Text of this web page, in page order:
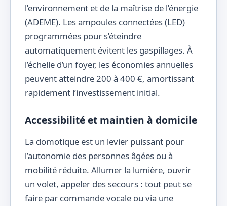
l’environnement et de la maîtrise de l’énergie
(ADEME). Les ampoules connectées (LED)
programmées pour s’éteindre
automatiquement évitent les gaspillages. À
l’échelle d’un foyer, les économies annuelles
peuvent atteindre 200 à 400 €, amortissant
rapidement l’investissement initial.
Accessibilité et maintien à domicile
La domotique est un levier puissant pour
l’autonomie des personnes âgées ou à
mobilité réduite. Allumer la lumière, ouvrir
un volet, appeler des secours : tout peut se
faire par commande vocale ou via une